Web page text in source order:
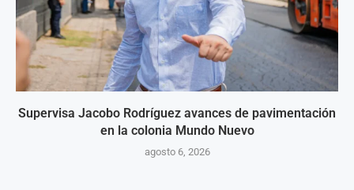
Supervisa Jacobo Rodríguez avances de pavimentación
en la colonia Mundo Nuevo
agosto 6, 2026